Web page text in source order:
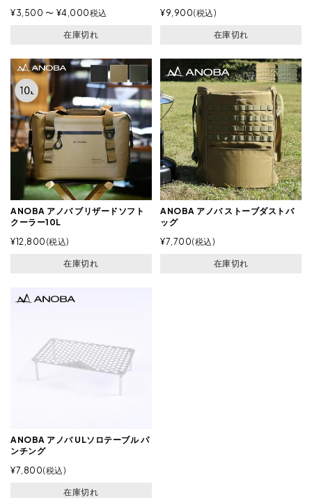
¥3,500 〜 ¥4,000税込
在庫切れ
¥9,900 税込
在庫切れ
ANOBA アノバ ブリザードソフト
クーラー10L
¥12,800 税込
在庫切れ
ANOBA アノバ ストーブダストバ
ッグ
¥7,700 税込
在庫切れ
ANOBA アノバ ULソロテーブル パ
ンチング
¥7,800 税込
在庫切れ